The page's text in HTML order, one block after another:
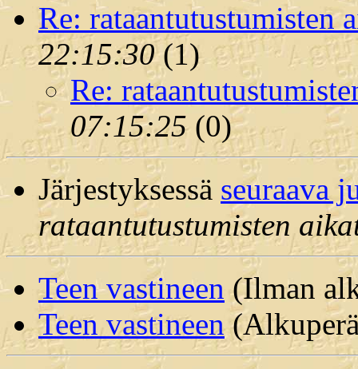
Re: rataantutustumisten
22:15:30(1)
Re:
07:15:25(0)
Järjestyksessä seuraava
rataantutustumisten
Teen vastineen (Ilman
Teen vastineen